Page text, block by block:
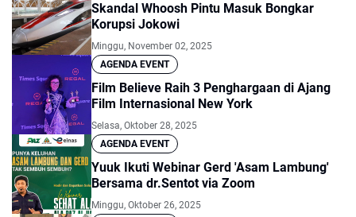
Skandal Whoosh Pintu Masuk Bongkar
Korupsi Jokowi
Minggu, November 02, 2025
AGENDA EVENT
Film Believe Raih 3 Penghargaan di Ajang
Film Internasional New York
Selasa, Oktober 28, 2025
AGENDA EVENT
Yuuk Ikuti Webinar Gerd 'Asam Lambung'
Bersama dr.Sentot via Zoom
Minggu, Oktober 26, 2025